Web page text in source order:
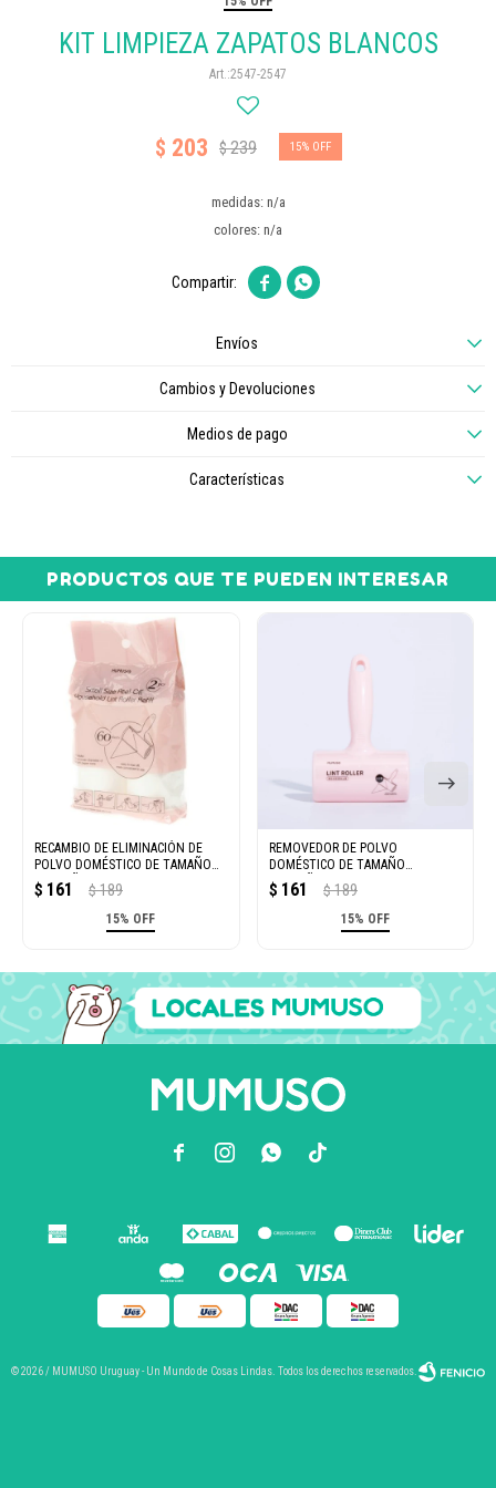
KIT LIMPIEZA ZAPATOS BLANCOS
2547-2547
$ 203 $239 15
medidas: n/a
colores: n/a
 
Envíos
Cambios y Devoluciones
Medios de pago
Características
PRODUCTOS QUE TE PUEDEN INTERESAR
RECAMBIO DE ELIMINACIÓN DE
POLVO DOMÉSTICO DE TAMAÑO
PEQUEÑO - ROSA
$ 161 $ 189
15% OFF
REMOVEDOR DE POLVO
DOMÉSTICO DE TAMAÑO
PEQUEÑO - ROSA
$ 161 $ 189
15% OFF
  
© 2026 / MUMUSO Uruguay - Un Mundo de Cosas Lindas. Todos los derechos reservados.